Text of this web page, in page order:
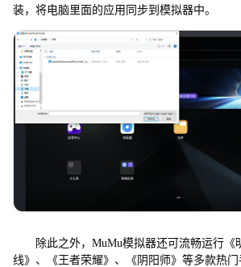
装，将电脑里面的应用同步到模拟器中。
除此之外，MuMu模拟器还可流畅运行《
线》、《王者荣耀》、《阴阳师》等多款热